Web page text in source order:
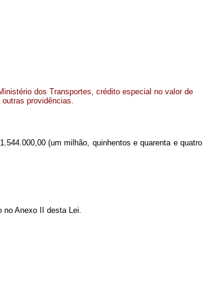
dos Transportes, crédito especial no valor de
providências.
(um milhão, quinhentos e quarenta e quatro
Anexo II desta Lei.